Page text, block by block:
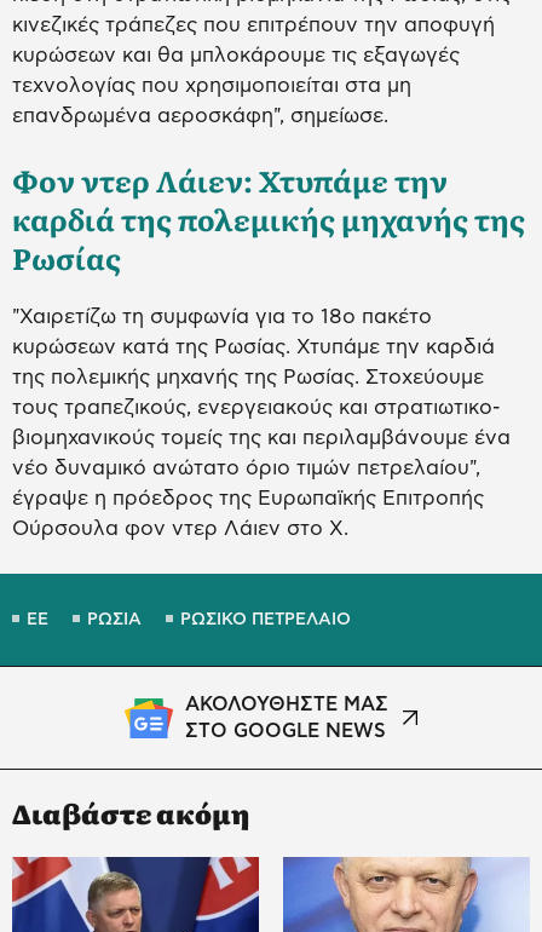
κινεζικές τράπεζες που επιτρέπουν την αποφυγή
κυρώσεων και θα μπλοκάρουμε τις εξαγωγές
τεχνολογίας που χρησιμοποιείται στα μη
επανδρωμένα αεροσκάφη", σημείωσε.
Φον ντερ Λάιεν: Χτυπάμε την
καρδιά της πολεμικής μηχανής της
Ρωσίας
"Χαιρετίζω τη συμφωνία για το 18ο πακέτο
κυρώσεων κατά της Ρωσίας. Χτυπάμε την καρδιά
της πολεμικής μηχανής της Ρωσίας. Στοχεύουμε
τους τραπεζικούς, ενεργειακούς και στρατιωτικο-
βιομηχανικούς τομείς της και περιλαμβάνουμε ένα
νέο δυναμικό ανώτατο όριο τιμών πετρελαίου",
έγραψε η πρόεδρος της Ευρωπαϊκής Επιτροπής
Ούρσουλα φον ντερ Λάιεν στο X.
ΕΕ ΡΩΣΙΑ ΡΩΣΙΚΟ ΠΕΤΡΕΛΑΙΟ
ΑΚΟΛΟΥΘΗΣΤΕ ΜΑΣ
ΣΤΟ GOOGLE NEWS
Διαβάστε ακόμη